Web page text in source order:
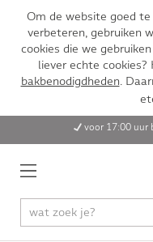
Om de website goed
verbeteren, gebruiken
cookies die we
liever echte
bakbenodigdheden.
voor 17:00 uur